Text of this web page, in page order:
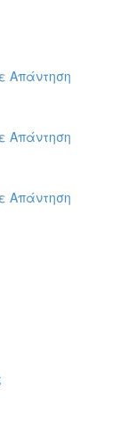
Απάντηση
Απάντηση
Απάντηση